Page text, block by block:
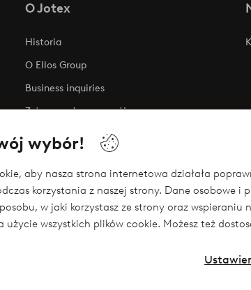
wybór!
aby nasza strona internetowa działała
korzystania z naszej strony. Dane
w jaki korzystasz ze strony oraz
użycie wszystkich plików cookie. Możesz też
O Jotex
Historia
O Ellos Group
Business inquiries
Zrównoważony rozwój
Oświadczenie o dostępności
lub podziel się
płatności